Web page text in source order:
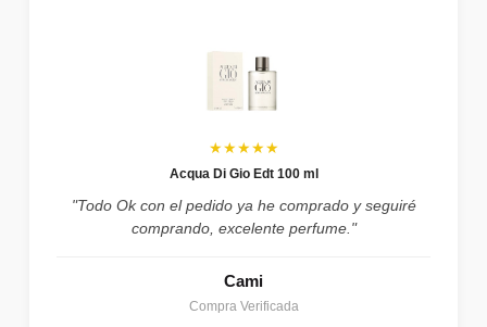
★★★★★
Acqua Di Gio Edt 100 ml
"Todo Ok con el pedido ya he comprado y seguiré
comprando, excelente perfume."
Cami
Compra Verificada